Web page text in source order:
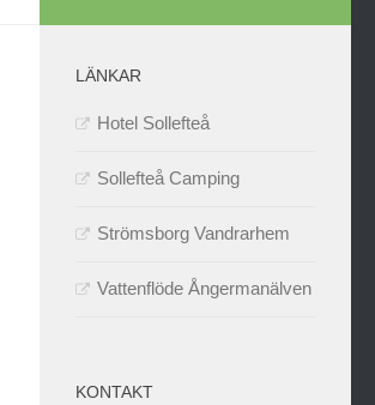
LÄNKAR
Hotel Sollefteå
Sollefteå Camping
Strömsborg Vandrarhem
Vattenflöde Ångermanälven
KONTAKT